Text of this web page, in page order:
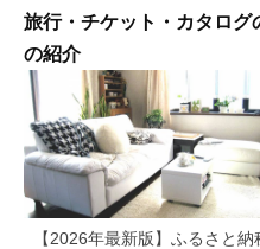
旅行・チケット・カタロ
の紹介
【2026年最新版】ふるさと納